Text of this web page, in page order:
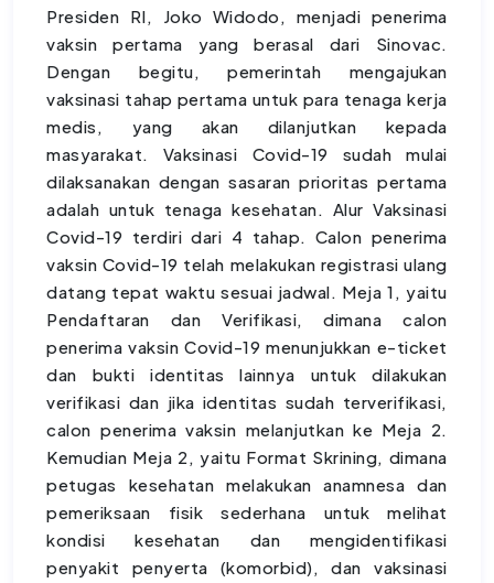
Presiden RI, Joko Widodo, menjadi penerima
vaksin pertama yang berasal dari Sinovac.
Dengan begitu, pemerintah mengajukan
vaksinasi tahap pertama untuk para tenaga kerja
medis, yang akan dilanjutkan kepada
masyarakat. Vaksinasi Covid-19 sudah mulai
dilaksanakan dengan sasaran prioritas pertama
adalah untuk tenaga kesehatan. Alur Vaksinasi
Covid-19 terdiri dari 4 tahap. Calon penerima
vaksin Covid-19 telah melakukan registrasi ulang
datang tepat waktu sesuai jadwal. Meja 1, yaitu
Pendaftaran dan Verifikasi, dimana calon
penerima vaksin Covid-19 menunjukkan e-ticket
dan bukti identitas lainnya untuk dilakukan
verifikasi dan jika identitas sudah terverifikasi,
calon penerima vaksin melanjutkan ke Meja 2.
Kemudian Meja 2, yaitu Format Skrining, dimana
petugas kesehatan melakukan anamnesa dan
pemeriksaan fisik sederhana untuk melihat
kondisi kesehatan dan mengidentifikasi
penyakit penyerta (komorbid), dan vaksinasi